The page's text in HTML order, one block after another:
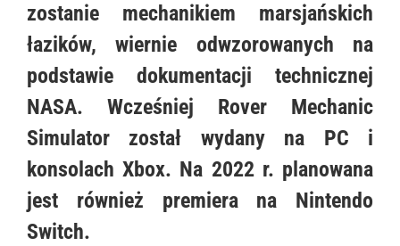
zostanie mechanikiem marsjańskich
łazików, wiernie odwzorowanych na
podstawie dokumentacji technicznej
NASA. Wcześniej Rover Mechanic
Simulator został wydany na PC i
konsolach Xbox. Na 2022 r. planowana
jest również premiera na Nintendo
Switch.